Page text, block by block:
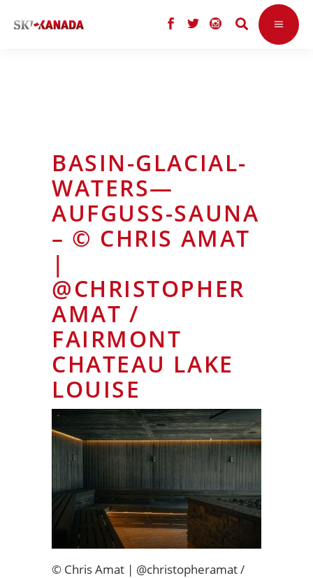
BASIN-GLACIAL-
WATERS—
AUFGUSS-SAUNA
– © CHRIS AMAT
|
@CHRISTOPHER
AMAT /
FAIRMONT
CHATEAU LAKE
LOUISE
© Chris Amat | @christopheramat /